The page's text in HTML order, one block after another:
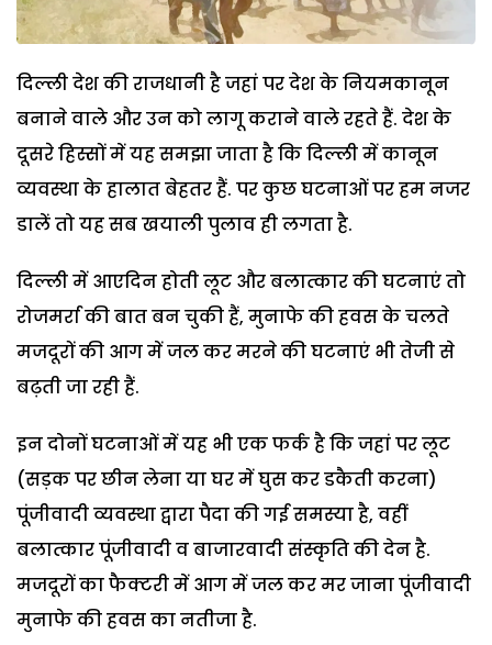
दिल्ली देश की राजधानी है जहां पर देश के नियमकानून
बनाने वाले और उन को लागू कराने वाले रहते हैं. देश के
दूसरे हिस्सों में यह समझा जाता है कि दिल्ली में कानून
व्यवस्था के हालात बेहतर हैं. पर कुछ घटनाओं पर हम नजर
डालें तो यह सब खयाली पुलाव ही लगता है.
दिल्ली में आएदिन होती लूट और बलात्कार की घटनाएं तो
रोजमर्रा की बात बन चुकी हैं, मुनाफे की हवस के चलते
मजदूरों की आग में जल कर मरने की घटनाएं भी तेजी से
बढ़ती जा रही हैं.
इन दोनों घटनाओं में यह भी एक फर्क है कि जहां पर लूट
(सड़क पर छीन लेना या घर में घुस कर डकैती करना)
पूंजीवादी व्यवस्था द्वारा पैदा की गई समस्या है, वहीं
बलात्कार पूंजीवादी व बाजारवादी संस्कृति की देन है.
मजदूरों का फैक्टरी में आग में जल कर मर जाना पूंजीवादी
मुनाफे की हवस का नतीजा है.